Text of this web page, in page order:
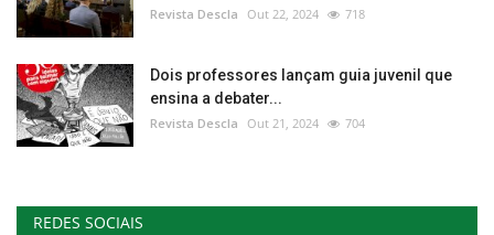
Revista Descla Out 22, 2024 718
Dois professores lançam guia juvenil que
ensina a debater...
Revista Descla Out 21, 2024 704
REDES SOCIAIS